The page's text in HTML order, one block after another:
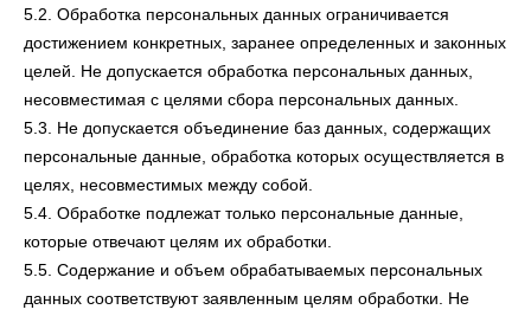
5.2. Обработка персональных данных ограничивается
достижением конкретных, заранее определенных и законных
целей. Не допускается обработка персональных данных,
несовместимая с целями сбора персональных данных.
5.3. Не допускается объединение баз данных, содержащих
персональные данные, обработка которых осуществляется в
целях, несовместимых между собой.
5.4. Обработке подлежат только персональные данные,
которые отвечают целям их обработки.
5.5. Содержание и объем обрабатываемых персональных
данных соответствуют заявленным целям обработки. Не